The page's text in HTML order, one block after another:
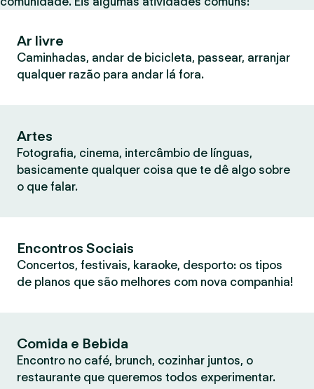
Ar livre
Caminhadas, andar de bicicleta, passear, arranjar
qualquer razão para andar lá fora.
Artes
Fotografia, cinema, intercâmbio de línguas,
basicamente qualquer coisa que te dê algo sobre
o que falar.
Encontros Sociais
Concertos, festivais, karaoke, desporto: os tipos
de planos que são melhores com nova companhia!
Comida e Bebida
Encontro no café, brunch, cozinhar juntos, o
restaurante que queremos todos experimentar.